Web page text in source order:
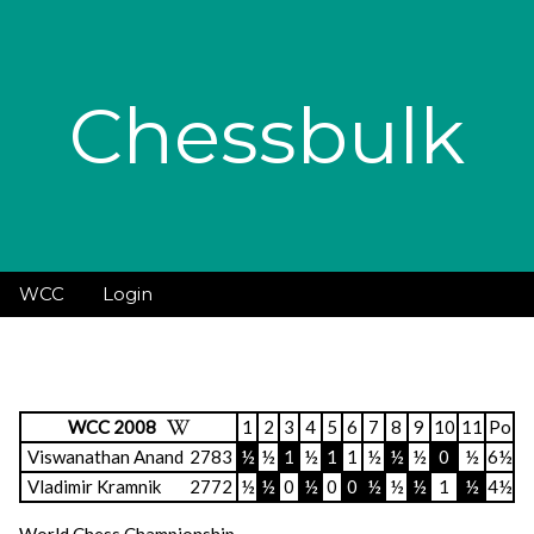
Chessbulk
WCC Login
WCC 2008 1 2 3 4 5 6 7 8 9 10 11 Po
Viswanathan Anand 2783 ½ ½ 1 ½ 1 1 ½ ½ ½ 0 ½ 6½
Vladimir Kramnik
2772 ½ ½ 0 ½ 0 0 ½ ½ ½ 1 ½ 4½